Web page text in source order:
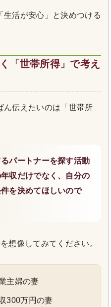
生活が安心」と決めつける
「世帯所得」で考え
ん伝えたいのは「世帯所
パートナーを探す活動
収だけでなく、自分の
を決めてほしいので
想像してみてください。
主婦の妻
300万円の妻